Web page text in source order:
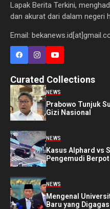
Lapak Berita Terkini,
dan akurat dari dalam negeri
Email:
Curated Collections
NEWS
Prabowo Tunjuk
Gizi Nasional
NEWS
Kasus Alphard vs
Pengemudi
NEWS
Mengenal
Baru yang